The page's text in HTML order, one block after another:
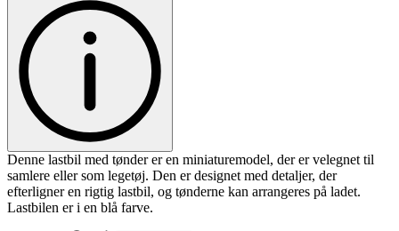
Denne lastbil med tønder er en miniaturemodel, der er velegnet til
samlere eller som legetøj. Den er designet med detaljer, der
efterligner en rigtig lastbil, og tønderne kan arrangeres på ladet.
Lastbilen er i en blå farve.